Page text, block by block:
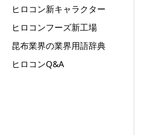
ヒロコン新キャラクター
ヒロコンフーズ新工場
昆布業界の業界用語辞典
ヒロコンQ&A